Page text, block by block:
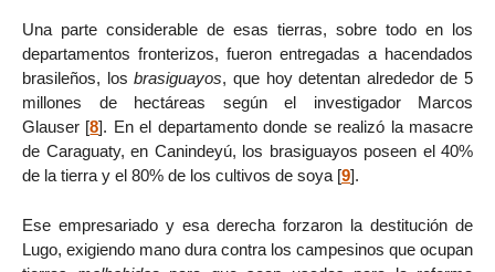
Una parte considerable de esas tierras, sobre todo en los
departamentos fronterizos, fueron entregadas a hacendados
brasileños, losbrasiguayos, que hoy detentan alrededor de 5
millones de hectáreas según el investigador Marcos
Glauser [8]. En el departamento donde se realizó la masacre
de Caraguaty, en Canindeyú, los brasiguayos poseen el 40%
de la tierra y el 80% de los cultivos de soya [9].
Ese empresariado y esa derecha forzaron la destitución de
Lugo, exigiendo mano dura contra los campesinos que ocupan